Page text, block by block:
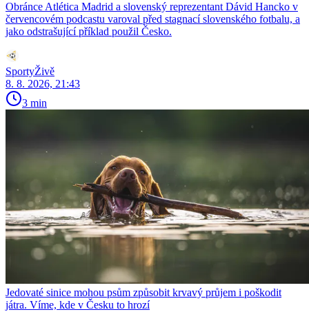
Obránce Atlética Madrid a slovenský reprezentant Dávid Hancko v
červencovém podcastu varoval před stagnací slovenského fotbalu, a
jako odstrašující příklad použil Česko.
SportyŽivě
8. 8. 2026, 21:43
3 min
Jedovaté sinice mohou psům způsobit krvavý průjem i poškodit
játra. Víme, kde v Česku to hrozí